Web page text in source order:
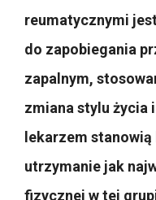
reumatycznymi
do zapobiegania
zapalnym,
zmiana stylu życia
lekarzem stanowią
utrzymanie jak
fizycznej w tej